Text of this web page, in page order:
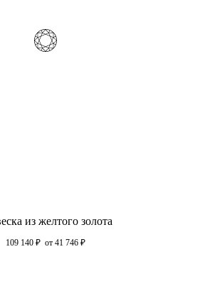
из желтого золота
109 140 ₽ от 41 746 ₽